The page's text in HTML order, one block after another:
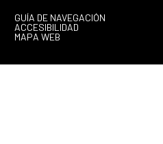
GUÍA DE NAVEGACIÓN
ACCESIBILIDAD
MAPA WEB